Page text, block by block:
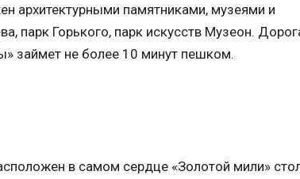
архитектурными памятниками, музеями и
парк Горького, парк искусств Музеон.
займет не более 10 минут пешком.
в самом сердце «Золотой мили»